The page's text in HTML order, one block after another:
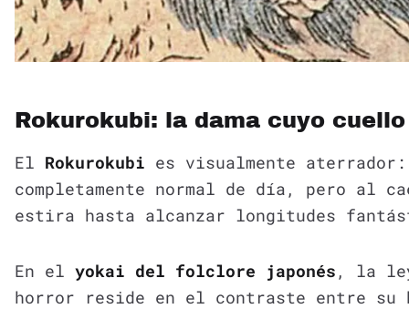
Rokurokubi: la dama cuyo
El Rokurokubi es visualmente
completamente normal de día, pero al
estira hasta alcanzar longitudes
En el yokai del folclore japonés , la
horror reside en el contraste entre su